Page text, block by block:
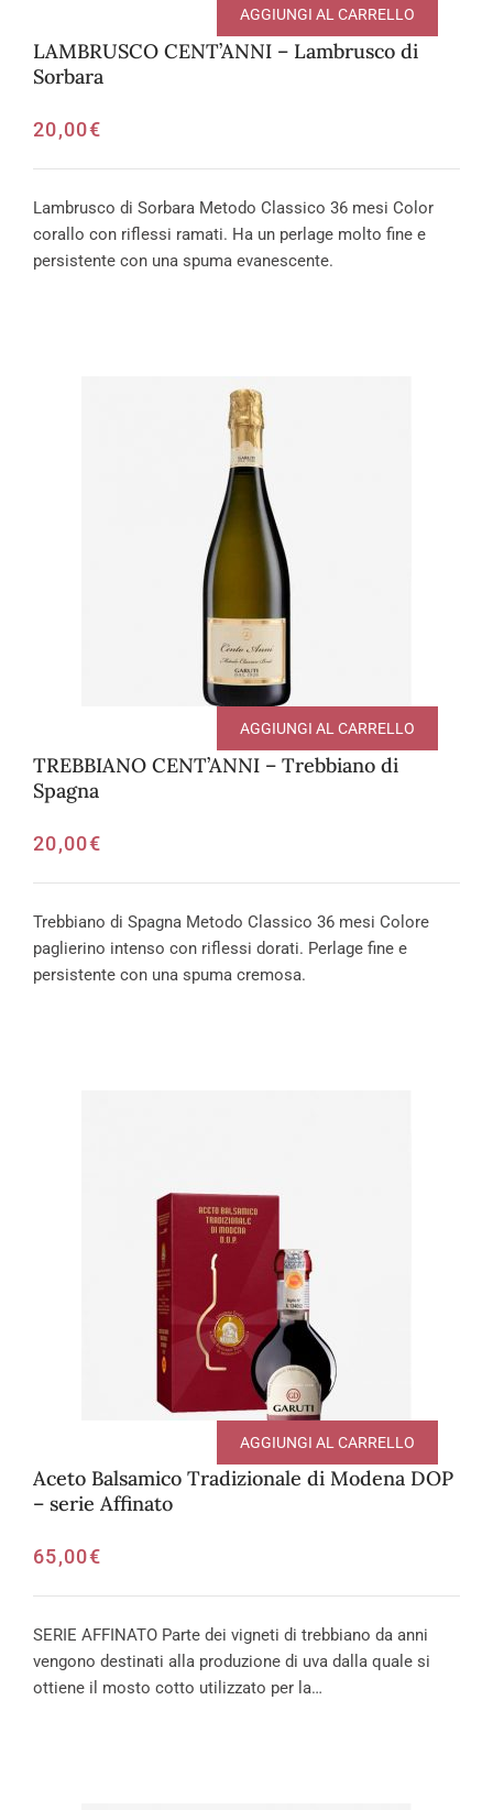
LAMBRUSCO CENT’ANNI – Lambrusco di
Sorbara
20,00€
AGGIUNGI AL CARRELLO
Lambrusco di Sorbara Metodo Classico 36 mesi Color
corallo con riflessi ramati. Ha un perlage molto fine e
persistente con una spuma evanescente.
TREBBIANO CENT’ANNI – Trebbiano di
Spagna
20,00€
AGGIUNGI AL CARRELLO
Trebbiano di Spagna Metodo Classico 36 mesi Colore
paglierino intenso con riflessi dorati. Perlage fine e
persistente con una spuma cremosa.
Aceto Balsamico Tradizionale di Modena DOP
– serie Affinato
65,00€
AGGIUNGI AL CARRELLO
SERIE AFFINATO Parte dei vigneti di trebbiano da anni
vengono destinati alla produzione di uva dalla quale si
ottiene il mosto cotto utilizzato per la…